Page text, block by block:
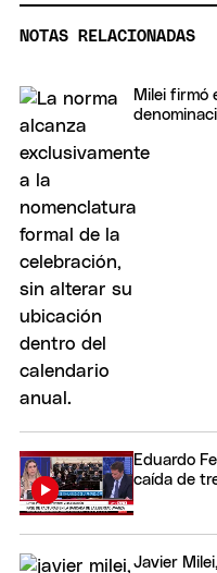
NOTAS RELACIONADAS
Milei firmó
Eduardo
caída de
Javier